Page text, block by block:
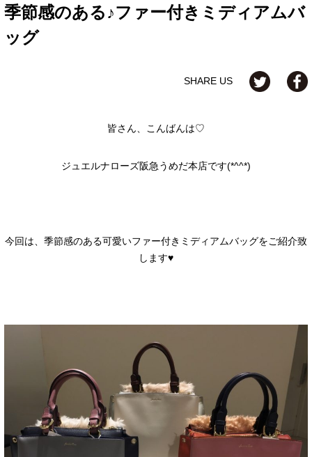
季節感のある♪ファー付きミディアムバ
ッグ
SHARE US
皆さん、こんばんは♡
ジュエルナローズ阪急うめだ本店です(*^^*)
今回は、季節感のある可愛いファー付きミディアムバッグをご紹介致
します♥